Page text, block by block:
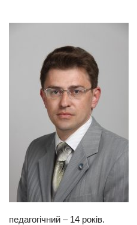
педагогічний – 14 років.